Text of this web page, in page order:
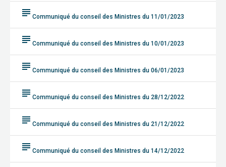
subject Communiqué du conseil des Ministres du 11/01/2023
subject Communiqué du conseil des Ministres du 10/01/2023
subject Communiqué du conseil des Ministres du 06/01/2023
subject Communiqué du conseil des Ministres du 28/12/2022
subject Communiqué du conseil des Ministres du 21/12/2022
subject Communiqué du conseil des Ministres du 14/12/2022